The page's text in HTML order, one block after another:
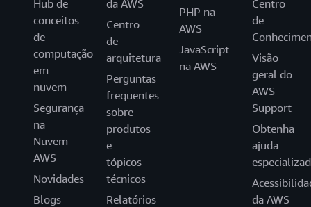
Hub de
conceitos
de
computação
em
nuvem
Segurança
na
Nuvem
AWS
Novidades
Blogs
da AWS
Centro
de
arquitetura
Perguntas
frequentes
sobre
produtos
e
tópicos
técnicos
Relatórios
PHP na
AWS
JavaScript
na AWS
Centro
de
Visão
geral do
AWS
Support
Obtenha
ajuda
da AWS